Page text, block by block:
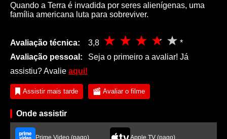
Quando a Terra é invadida por seres alienígenas, uma
família americana luta para sobreviver.
Avaliação técnica: 3,8
*
Avaliação pessoal:
Seja o primeiro a avaliar! Já
assistiu? Avalie aqui!
Assistir mais tarde Avaliar o filme
Onde assistir
Prime Video (pago) Apple TV (pago)